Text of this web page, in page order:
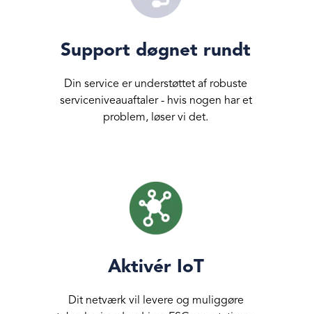
Support døgnet rundt
Din service er understøttet af robuste
serviceniveauaftaler - hvis nogen har et
problem, løser vi det.
Aktivér IoT
Dit netværk vil levere og muliggøre